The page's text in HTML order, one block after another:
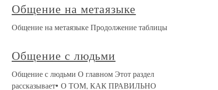
Общение на метаязыке
Общение на метаязыке Продолжение таблицы
Общение с людьми
Общение с людьми О главном Этот раздел
рассказывает• О ТОМ, КАК ПРАВИЛЬНО